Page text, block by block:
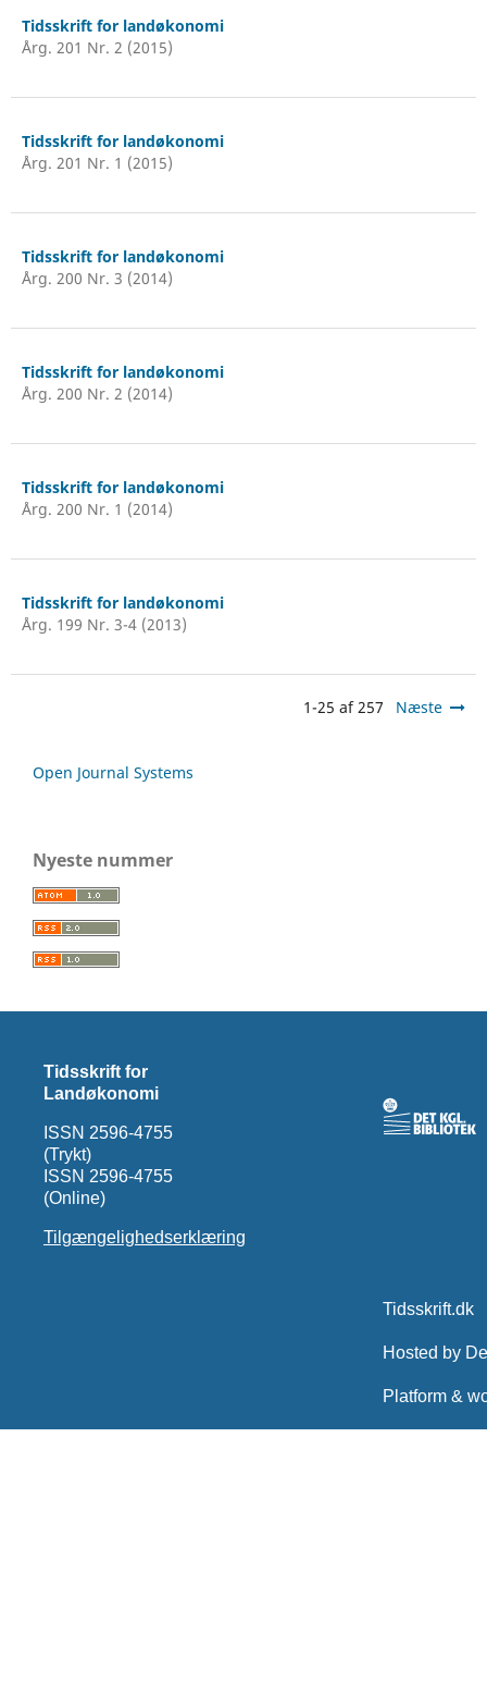
Tidsskrift for landøkonomi
Årg. 201 Nr. 2 (2015)
Tidsskrift for landøkonomi
Årg. 201 Nr. 1 (2015)
Tidsskrift for landøkonomi
Årg. 200 Nr. 3 (2014)
Tidsskrift for landøkonomi
Årg. 200 Nr. 2 (2014)
Tidsskrift for landøkonomi
Årg. 200 Nr. 1 (2014)
Tidsskrift for landøkonomi
Årg. 199 Nr. 3-4 (2013)
1-25 af 257 Næste
Open Journal Systems
Nyeste nummer
Tidsskrift for
Landøkonomi
ISSN 2596-4755
(Trykt)
ISSN 2596-4755
(Online)
Tilgængelighedserklæring